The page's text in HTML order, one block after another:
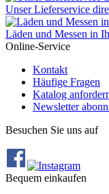
Unser Lieferservice
Läden und Messen in
Online-Service
Kontakt
Häufige Fragen
Katalog
Newsletter
Besuchen Sie uns auf
Bequem einkaufen